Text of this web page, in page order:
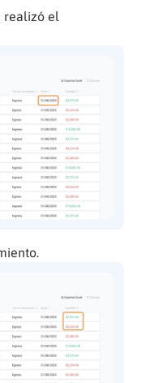
realizó el